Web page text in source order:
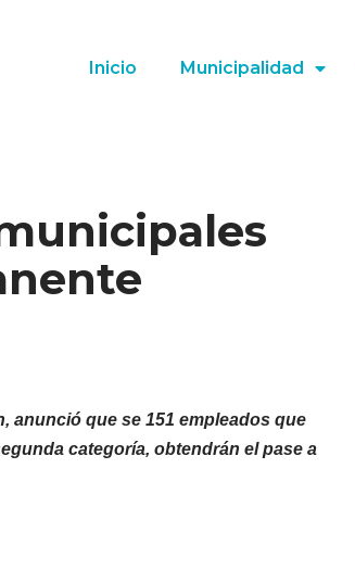
Inicio Municipalidad
anunció que se 151 empleados que
categoría, obtendrán el pase a